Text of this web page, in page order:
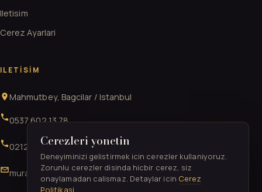
Iletisim
Cerez Ayarlari
ILETISIM
Mahmutbey, Bagcilar / Istanbul
0537 602 13 78
0212 706 52 41
muratgurkan52@gmail.com
Cerezleri yonetin
Deneyiminizi gelistirmek icin cerezler kullaniyoruz.
Zorunlu cerezler disinda hicbir cerez, siz
onaylamadan calismaz. Detaylar icin Cerez
Politikasi